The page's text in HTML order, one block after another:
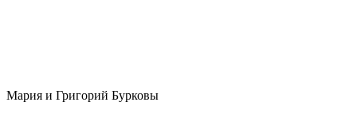
Мария и Григорий Бурковы